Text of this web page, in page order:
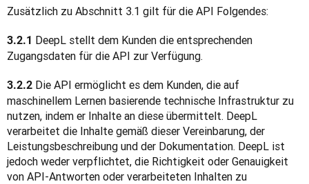
Zusätzlich zu Abschnitt 3.1 gilt für die API Folgendes:
3.2.1 DeepL stellt dem Kunden die entsprechenden
Zugangsdaten für die API zur Verfügung.
3.2.2 Die API ermöglicht es dem Kunden, die auf
maschinellem Lernen basierende technische Infrastruktur zu
nutzen, indem er Inhalte an diese übermittelt. DeepL
verarbeitet die Inhalte gemäß dieser Vereinbarung, der
Leistungsbeschreibung und der Dokumentation. DeepL ist
jedoch weder verpflichtet, die Richtigkeit oder Genauigkeit
von API-Antworten oder verarbeiteten Inhalten zu